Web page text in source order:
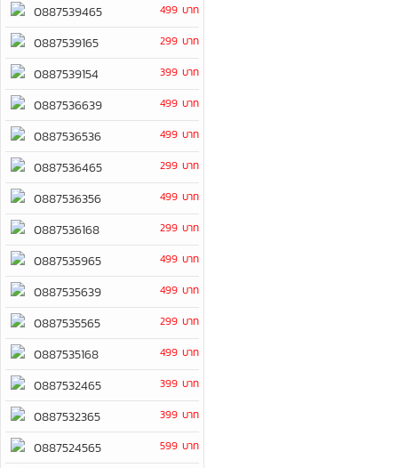
0887539465 499 บาท
0887539165 299 บาท
0887539154 399 บาท
0887536639 499 บาท
0887536536 499 บาท
0887536465 299 บาท
0887536356 499 บาท
0887536168 299 บาท
0887535965 499 บาท
0887535639 499 บาท
0887535565 299 บาท
0887535168 499 บาท
0887532465 399 บาท
0887532365 399 บาท
0887524565 599 บาท